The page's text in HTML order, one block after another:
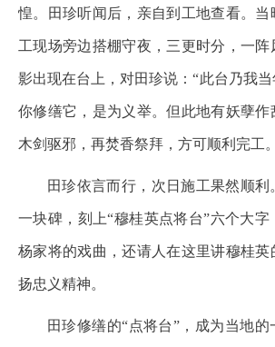
惶。田珍听闻后，亲自到工地查看。
工现场旁边搭棚守夜，三更时分，一阵
影出现在台上，对田珍说：“此台乃我
你修缮它，是为义举。但此地有妖孽
木剑驱邪，再焚香祭拜，方可顺利完工
田珍依言而行，次日施工果然顺利
一块碑，刻上“穆桂英点将台”六个大字
杨家将的戏曲，还请人在这里讲穆桂英
扬忠义精神。
田珍修缮的“点将台”，成为当地